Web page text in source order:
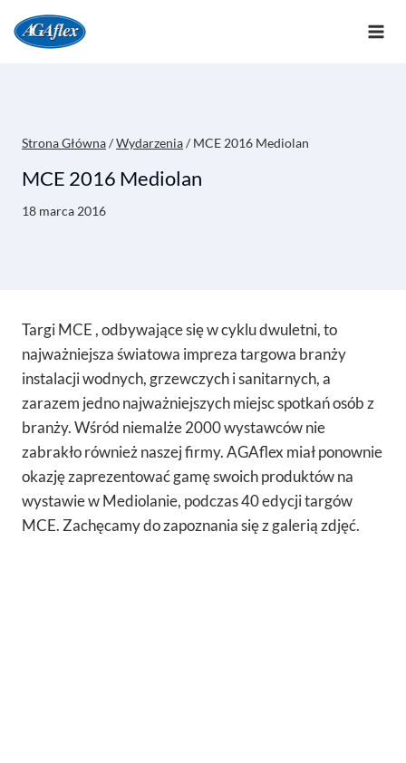
Przejdź
do
Strona Główna/Wydarzenia/ MCE 2016 Mediolan
MCE 2016 Mediolan
18 marca 2016
Targi MCE , odbywające się w cyklu dwuletni, to
najważniejsza światowa impreza targowa branży
instalacji wodnych, grzewczych i sanitarnych, a
zarazem jedno najważniejszych miejsc spotkań osób z
branży. Wśród niemalże 2000 wystawców nie
zabrakło również naszej firmy. AGAflex miał ponownie
okazję zaprezentować gamę swoich produktów na
wystawie w Mediolanie, podczas 40 edycji targów
MCE. Zachęcamy do zapoznania się z galerią zdjęć.